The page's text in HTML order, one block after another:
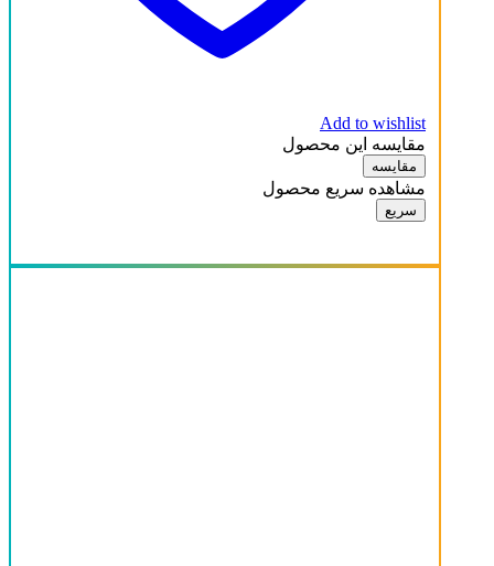
Add to wishlist
مقایسه این محصول
مقایسه
مشاهده سریع محصول
سریع